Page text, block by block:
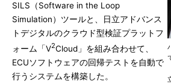
SILS（Software in the Loop
Simulation）ツールと、日立アドバンス
トデジタルのクラウド型検証プラットフ
ォーム「V2Cloud」を組み合わせて、
ECUソフトウェアの回帰テストを自動で
行うシステムを構築した。